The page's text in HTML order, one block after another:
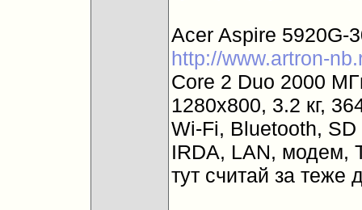
Acer Aspire 5920G-
http://www.artron-
Core 2 Duo 2000
1280x800, 3.2 кг,
Wi-Fi, Bluetooth,
IRDA, LAN, модем,
тут считай за теже